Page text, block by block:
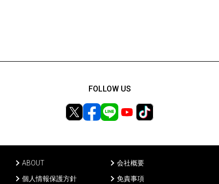
ABOUT
会社概要
個人情報保護方針
免責事項
FOLLOW US